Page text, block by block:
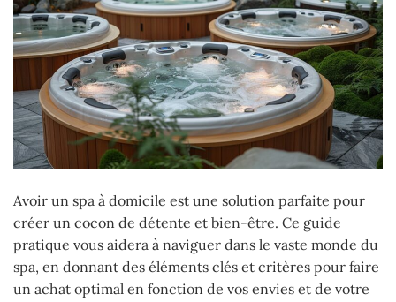
Avoir un spa à domicile est une solution parfaite pour
créer un cocon de détente et bien-être. Ce guide
pratique vous aidera à naviguer dans le vaste monde du
spa, en donnant des éléments clés et critères pour faire
un achat optimal en fonction de vos envies et de votre